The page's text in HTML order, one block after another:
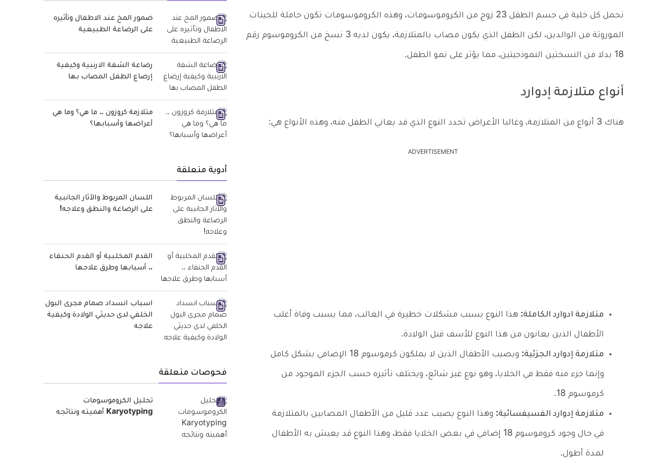
تحمل كل خلية في جسم الطفل 23 زوج من الكروموسومات، وهذه الكروموسومات تكون حاملة للجينات
الموروثة من الوالدين، لكن الطفل الذي يكون مصاب بالمتلازمة، يكون لديه 3 نسخ من الكروموسوم رقم
18 بدلا من النسختين النموذجيتين، مما يؤثر على نمو الطفل.
أنواع متلازمة إدوارد
هناك 3 أنواع من المتلازمة، وغالبا الأعراض تحدد النوع الذي قد يعاني الطفل منه، وهذه الأنواع هي:
ADVERTISEMENT
متلازمة ادوارد الكاملة: هذا النوع يسبب مشكلات خطيرة في الغالب، مما يسبب وفاة أغلب
الأطفال الذين يعانون من هذا النوع للأسف قبل الولادة.
متلازمة إدوارد الجزئية: ويصيب الأطفال الذين لا يملكون كرموسوم 18 الإضافي بشكل كامل
وإنما جزء منه فقط في الخلايا، وهو نوع غير شائع، ويختلف تأثيره حسب الجزء الموجود من
كرموسوم 18.
متلازمة إدوارد الفسيفسائية: وهذا النوع يصيب عدد قليل من الأطفال المصابين بالمتلازمة
في حال وجود كروموسوم 18 إضافي في بعض الخلايا فقط، وهذا النوع قد يعيش به الأطفال
لمدة أطول.
ضمور المخ عند الاطفال وتأثيره
على الرضاعة الطبيعية
رضاعة الشفة الارنبية وكيفية
إرضاع الطفل المصاب بها
متلازمة كروزون .. ما هي؟ وما هي
أعراضها وأسبابها؟
أدوية متعلقة
اللسان المربوط والآثار الجانبية
على الرضاعة والنطق وعلاجه!
القدم المخلبية أو القدم الحنفاء
.. أسبابها وطرق علاجها
اسباب انسداد صمام مجرى البول
الخلفي لدى حديثي الولادة وكيفية
علاجه
فحوصات متعلقة
تحليل الكروموسومات
Karyotyping أهميته ونتائجه